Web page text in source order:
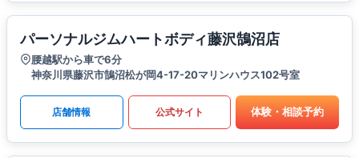
パーソナルジムハートボディ藤沢鵠沼店
腰越駅から車で6分
神奈川県藤沢市鵠沼松が岡4-17-20マリンハウス102号室
店舗情報 公式サイト 体験・相談予約